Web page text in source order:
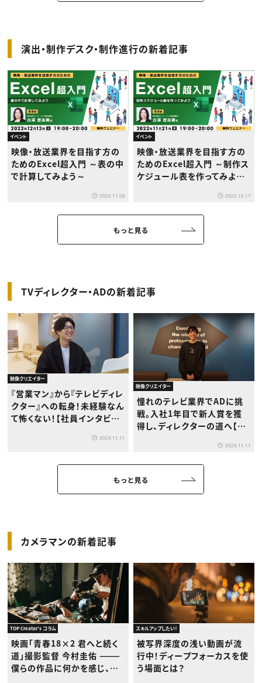
演出・制作デスク・制作進行の新着記事
イベント
映像・放送業界を目指す方の
ためのExcel超入門 ～表の中
で計算してみよう～
2022.11.08
イベント
映像・放送業界を目指す方の
ためのExcel超入門 ～制作ス
ケジュール表を作ってみよう
2022.10.17
TVディレクター・ADの新着記事
映像クリエイター
『営業マン』から『テレビディレ
クター』への転身！未経験なん
て怖くない！【社員インタビュ
2024.11.11
映像クリエイター
憧れのテレビ業界でADに挑
戦。入社1年目で新人賞を獲
得し、ディレクターの道へ【社
2024.11.11
カメラマンの新着記事
TOP Creator's コラム
映画「青春18×2 君へと続く
道」撮影監督 今村圭佑 ———
僕らの作品に何かを感じ、映
スキルアップしたい！
被写界深度の浅い動画が流
行中！ディープフォーカスを使
う場面とは？